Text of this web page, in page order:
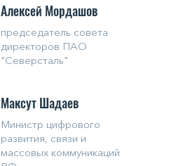
Алексей Мордашов
председатель совета
директоров ПАО
"Северсталь"
Максут Шадаев
Министр цифрового
развития, связи и
массовых коммуникаций